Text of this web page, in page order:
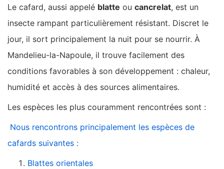
Le cafard, aussi appelé blatte ou cancrelat, est un
insecte rampant particulièrement résistant. Discret le
jour, il sort principalement la nuit pour se nourrir. À
Mandelieu-la-Napoule, il trouve facilement des
conditions favorables à son développement : chaleur,
humidité et accès à des sources alimentaires.
Les espèces les plus couramment rencontrées sont :
Nous rencontrons principalement les espèces de
cafards suivantes :
Blattes orientales